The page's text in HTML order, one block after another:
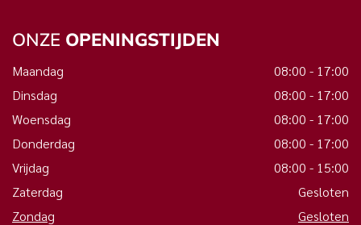
ONZE OPENINGSTIJDEN
Maandag
08:00 - 17:00
Dinsdag
08:00 - 17:00
Woensdag
08:00 - 17:00
Donderdag
08:00 - 17:00
Vrijdag
08:00 - 15:00
Zaterdag
Gesloten
Zondag
Gesloten